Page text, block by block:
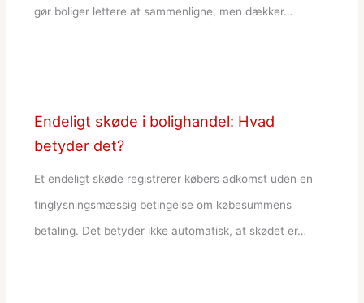
gør boliger lettere at sammenligne, men dækker…
Endeligt skøde i bolighandel: Hvad
betyder det?
Et endeligt skøde registrerer købers adkomst uden en
tinglysningsmæssig betingelse om købesummens
betaling. Det betyder ikke automatisk, at skødet er…